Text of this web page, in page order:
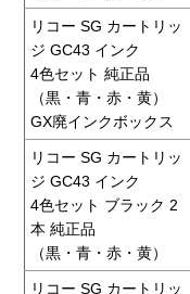
リコー SG カートリッ
ジ GC43 インク
4色セット 純正品
（黒・青・赤・黄）
GX廃インクボックス
リコー SG カートリッ
ジ GC43 インク
4色セット ブラック 2
本 純正品
（黒・青・赤・黄）
リコー SG カートリッ